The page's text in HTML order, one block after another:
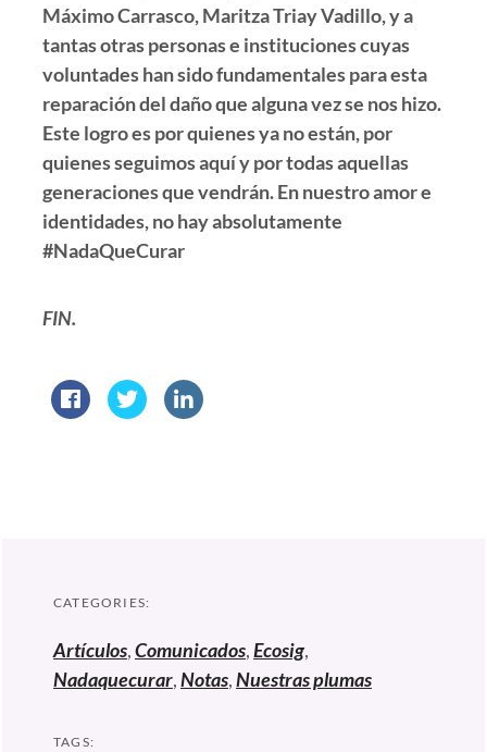
Máximo Carrasco, Maritza Triay Vadillo, y a
tantas otras personas e instituciones cuyas
voluntades han sido fundamentales para esta
reparación del daño que alguna vez se nos hizo.
Este logro es por quienes ya no están, por
quienes seguimos aquí y por todas aquellas
generaciones que vendrán. En nuestro amor e
identidades, no hay absolutamente
#NadaQueCurar
FIN.
CATEGORIES:
Artículos,Comunicados,Ecosig,
Nadaquecurar,Notas,Nuestras plumas
TAGS: